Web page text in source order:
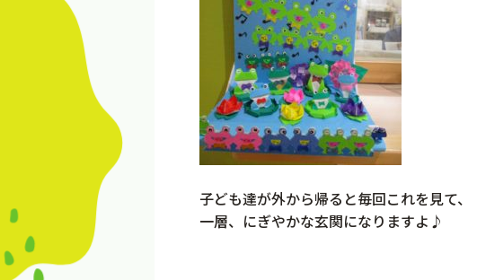
子ども達が外から帰ると毎回これを見て
一層、にぎやかな玄関になりますよ♪